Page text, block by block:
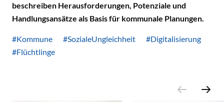
beschreiben Herausforderungen, Potenziale und
Handlungsansätze als Basis für kommunale Planungen.
#Kommune #SozialeUngleichheit
#Digitalisierung
#Flüchtlinge